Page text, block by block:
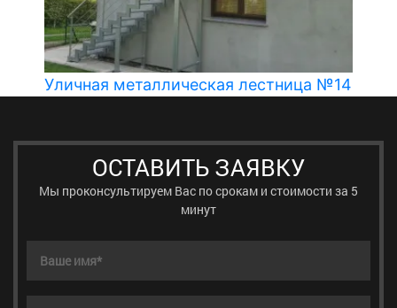
Уличная металлическая лестница №14
ОСТАВИТЬ ЗАЯВКУ
Мы проконсультируем Вас по срокам и стоимости за 5
минут